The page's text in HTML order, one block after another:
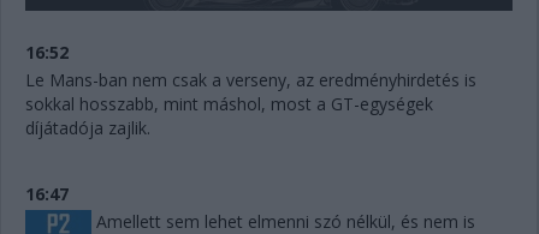
16:52
Le Mans-ban nem csak a verseny, az eredményhirdetés is
sokkal hosszabb, mint máshol, most a GT-egységek
díjátadója zajlik.
16:47
Amellett sem lehet elmenni szó nélkül, és nem is